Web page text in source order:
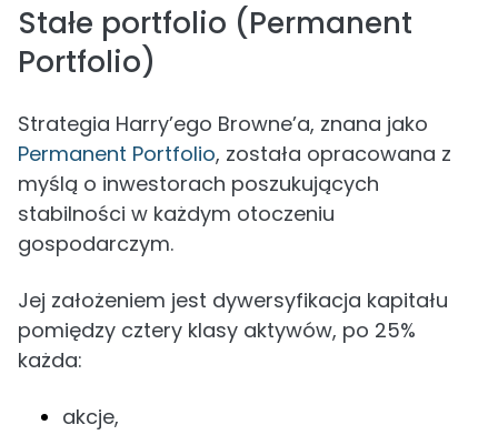
Stałe portfolio (Permanent
Portfolio)
Strategia Harry’ego Browne’a, znana jako
Permanent Portfolio, została opracowana z
myślą o inwestorach poszukujących
stabilności w każdym otoczeniu
gospodarczym.
Jej założeniem jest dywersyfikacja kapitału
pomiędzy cztery klasy aktywów, po 25%
każda:
akcje,